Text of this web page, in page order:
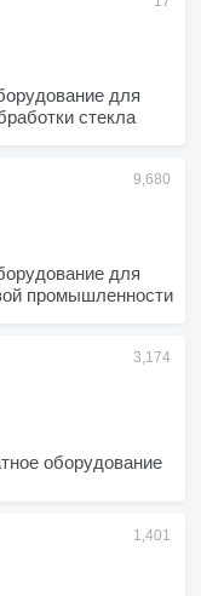
для
стекла
для
промышленности
оборудование